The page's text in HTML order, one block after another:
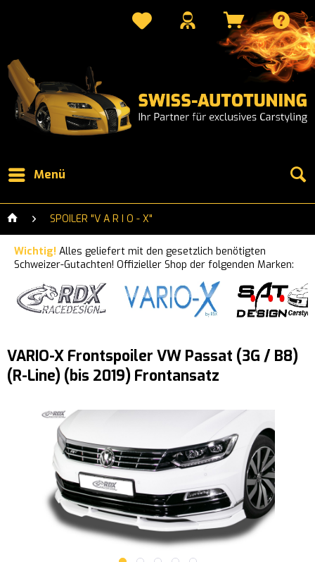
Menü
SPOILER "V A R I O - X"
Wichtig! Alles geliefert mit den gesetzlich benötigten
Schweizer-Gutachten! Offizieller Shop der folgenden Marken:
VARIO-X Frontspoiler VW Passat (3G / B8)
(R-Line) (bis 2019) Frontansatz